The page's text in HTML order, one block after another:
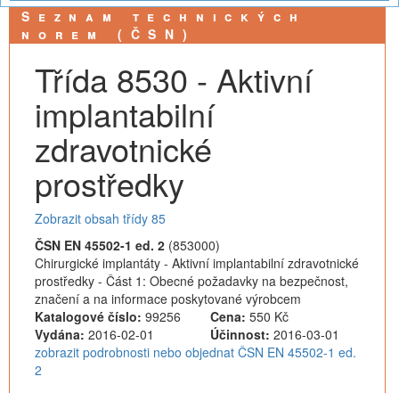
Seznam technických
norem (ČSN)
Třída 8530 - Aktivní
implantabilní
zdravotnické
prostředky
Zobrazit obsah třídy 85
ČSN EN 45502-1 ed. 2 (853000)
Chirurgické implantáty - Aktivní implantabilní zdravotnické
prostředky - Část 1: Obecné požadavky na bezpečnost,
značení a na informace poskytované výrobcem
Katalogové číslo: 99256 Cena: 550 Kč
Vydána: 2016-02-01 Účinnost: 2016-03-01
zobrazit podrobnosti nebo objednat ČSN EN 45502-1 ed.
2